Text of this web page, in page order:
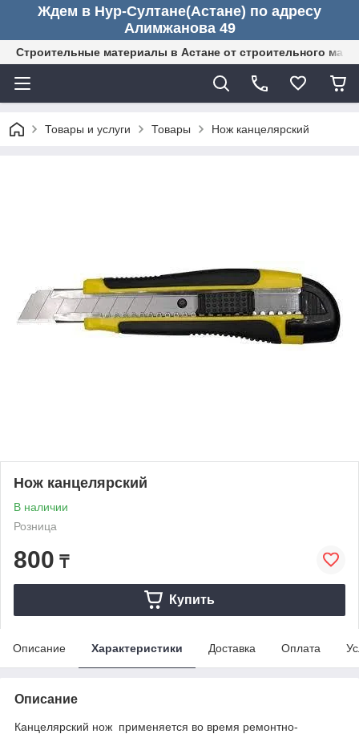
Ждем в Нур-Султане(Астане) по адресу
Алимжанова 49
Строительные материалы в Астане от строительного
Товары и услуги Товары Нож канцелярский
Нож канцелярский
В наличии
Розница
800 ₸
Купить
Описание Характеристики Доставка Оплата
Описание
Канцелярский нож применяется во время ремонтно-